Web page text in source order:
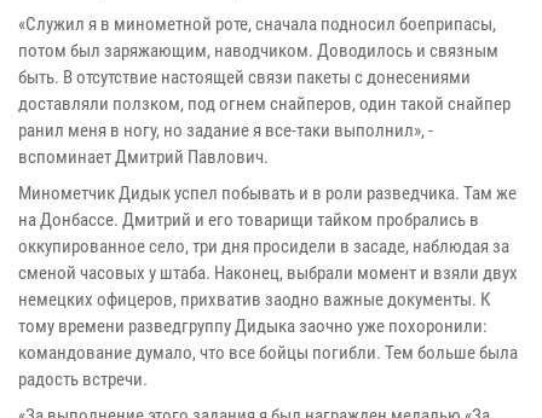
«Служил я в минометной роте, сначала подносил боеприпасы,
потом был заряжающим, наводчиком. Доводилось и связным
быть. В отсутствие настоящей связи пакеты с донесениями
доставляли ползком, под огнем снайперов, один такой снайпер
ранил меня в ногу, но задание я все-таки выполнил», -
вспоминает Дмитрий Павлович.
Минометчик Дидык успел побывать и в роли разведчика. Там же
на Донбассе. Дмитрий и его товарищи тайком пробрались в
оккупированное село, три дня просидели в засаде, наблюдая за
сменой часовых у штаба. Наконец, выбрали момент и взяли двух
немецких офицеров, прихватив заодно важные документы. К
тому времени разведгруппу Дидыка заочно уже похоронили:
командование думало, что все бойцы погибли. Тем больше была
радость встречи.